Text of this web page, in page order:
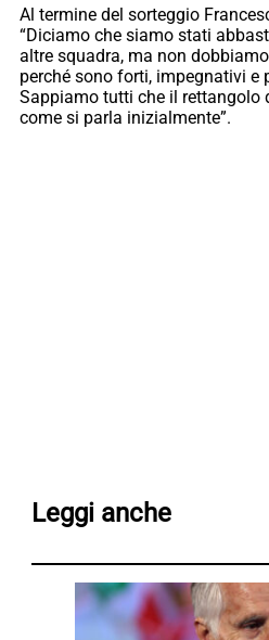
Al termine del sorteggio
“Diciamo che siamo stati
altre squadra, ma non
perché sono forti, impegnativi e
Sappiamo tutti che il rettangolo
come si parla inizialmente”.
Leggi anche